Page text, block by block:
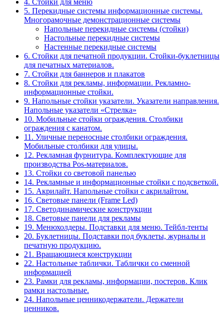
4. Стойки для меню
5. Перекидные системы информационные системы.
Многорамочные демонстрационные системы
Напольные перекидные системы (стойки)
Настольные перекидные системы
Настенные перекидные системы
6. Стойки для печатной продукции. Стойки-буклетницы
для печатных материалов.
7. Стойки для баннеров и плакатов
8. Стойки для рекламы, информации. Рекламно-
информационные стойки.
9. Напольные стойки указатели. Указатели направления.
Напольные указатели «Стрелка»
10. Мобильные стойки ограждения. Столбики
ограждения с канатом.
11. Уличные переносные столбики ограждения.
Мобильные столбики для улицы.
12. Рекламная фурнитура. Комплектующие для
производства Pos-материалов.
13. Стойки со световой панелью
14. Рекламные и информационные стойки с подсветкой.
15. Акрилайт. Напольные стойки с акрилайтом.
16. Световые панели (Frame Led)
17. Светодинамические конструкции
18. Световые панели для рекламы
19. Менюхолдеры. Подставки для меню. Тейбл-тенты
20. Буклетницы. Подставки под буклеты, журналы и
печатную продукцию.
21. Вращающиеся конструкции
22. Настольные таблички. Таблички со сменной
информацией
23. Рамки для рекламы, информации, постеров. Клик
рамки настольные.
24. Напольные ценникодержатели. Держатели
ценников.